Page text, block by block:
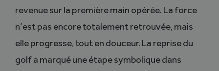
revenue sur la première main opérée. La force
n’est pas encore totalement retrouvée, mais
elle progresse, tout en douceur. La reprise du
golf a marqué une étape symbolique dans